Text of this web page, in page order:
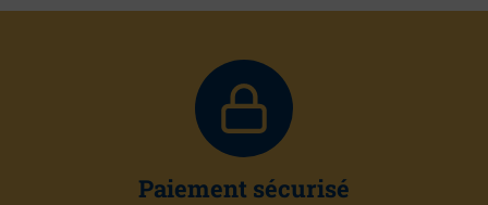
Paiement sécurisé